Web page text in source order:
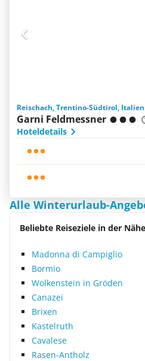
Reischach, Trentino-Südtirol, Italien
Garni Feldmessner
Hoteldetails
Alle Winterurlaub-
Beliebte Reiseziele in der Nähe
Madonna di Campiglio
Bormio
Wolkenstein in Gröden
Canazei
Brixen
Kastelruth
Cavalese
Rasen-Antholz